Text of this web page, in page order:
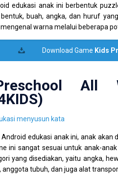
edukasi anak ini berbentuk
bentuk, buah, angka, dan huruf
mengenal warna melalui beberapa
Download Game Kids
All
Android edukasi anak ini, anak
ini sangat sesuai untuk anak-
yang disediakan, yaitu angka,
anggota tubuh, dan juga alat